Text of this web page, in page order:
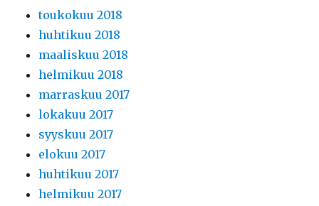
toukokuu 2018
huhtikuu 2018
maaliskuu 2018
helmikuu 2018
marraskuu 2017
lokakuu 2017
syyskuu 2017
elokuu 2017
huhtikuu 2017
helmikuu 2017